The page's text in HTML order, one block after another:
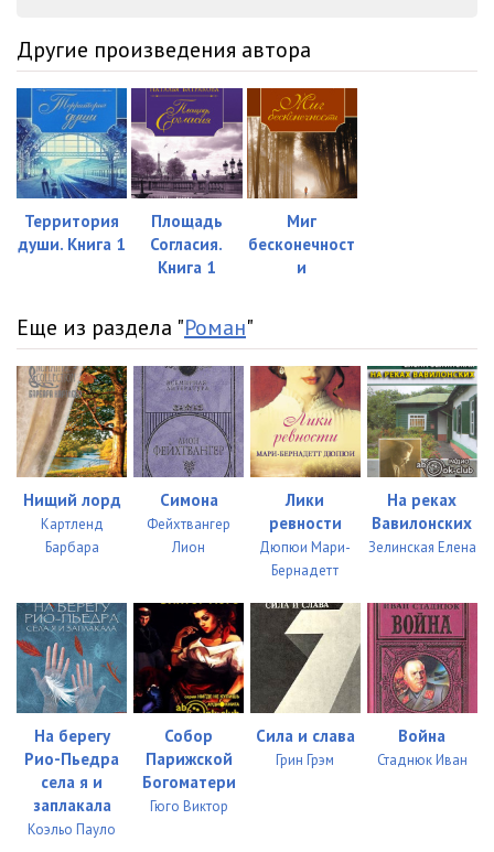
Другие произведения автора
Территория
души. Книга 1
Площадь
Согласия.
Книга 1
Миг
бесконечност
и
Еще из раздела "Роман"
Нищий лорд
Картленд
Барбара
Симона
Фейхтвангер
Лион
Лики
ревности
Дюпюи Мари-
Бернадетт
На реках
Вавилонских
Зелинская Елена
На берегу
Рио-Пьедра
села я и
заплакала
Коэльо Пауло
Собор
Парижской
Богоматери
Гюго Виктор
Сила и слава
Грин Грэм
Война
Стаднюк Иван